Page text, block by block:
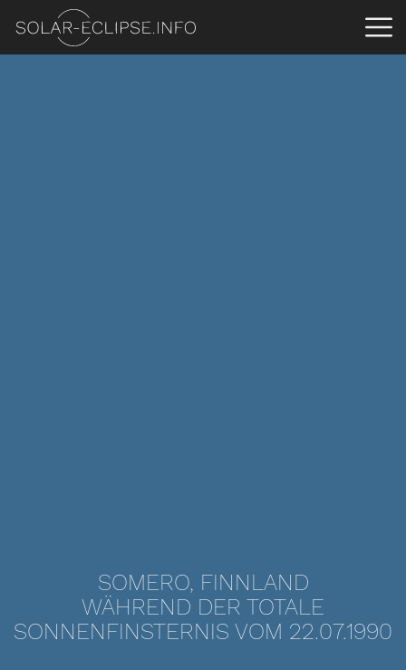
SOMERO, FINNLAND
WÄHREND DER TOTALE
SONNENFINSTERNIS VOM 22.07.1990